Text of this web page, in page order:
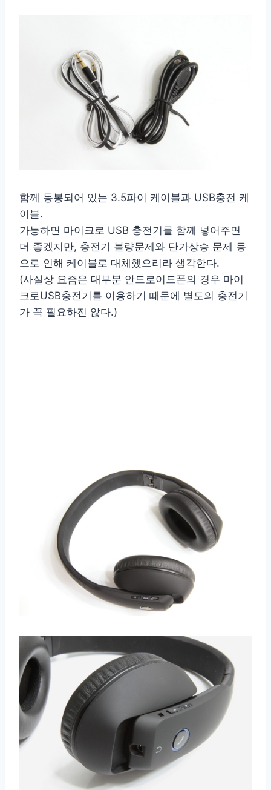
함께 동봉되어 있는 3.5파이 케이블과 USB충전 케
이블.
가능하면 마이크로 USB 충전기를 함께 넣어주면
더 좋겠지만, 충전기 불량문제와 단가상승 문제 등
으로 인해 케이블로 대체했으리라 생각한다.
(사실상 요즘은 대부분 안드로이드폰의 경우 마이
크로USB충전기를 이용하기 때문에 별도의 충전기
가 꼭 필요하진 않다.)